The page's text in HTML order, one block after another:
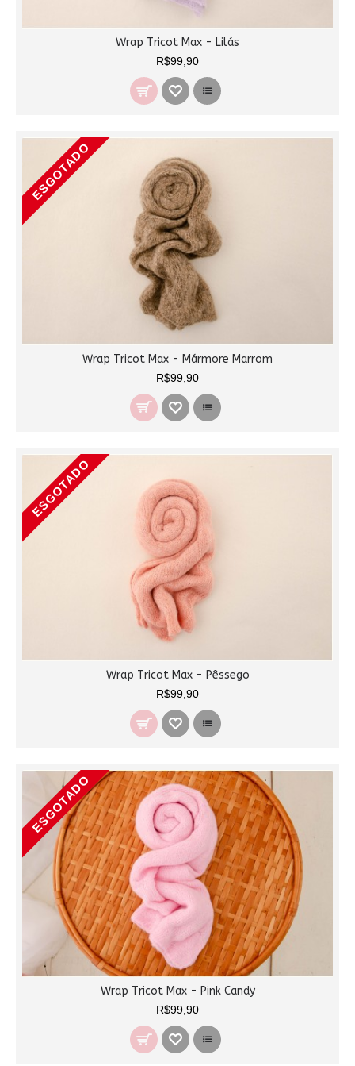
Wrap Tricot Max - Lilás
R$99,90
ESGOTADO
Wrap Tricot Max - Mármore Marrom
R$99,90
ESGOTADO
Wrap Tricot Max - Pêssego
R$99,90
ESGOTADO
Wrap Tricot Max - Pink Candy
R$99,90